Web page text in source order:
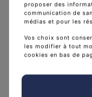
L'Institut national
sanitaire et
Découvrir l’Institut
proposer des
communication de
médias et pour les
Vos choix sont
les modifier à tout
cookies en bas de